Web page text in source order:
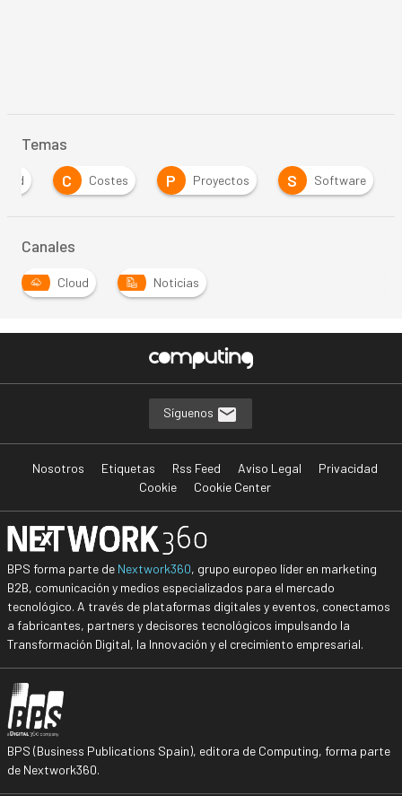
Temas
C Costes P Proyectos S Software
Canales
Cloud Noticias
Síguenos
Nosotros Etiquetas Rss Feed Aviso Legal
Privacidad
Cookie
Cookie Center
BPS forma parte de Nextwork360, grupo europeo líder en marketing
B2B, comunicación y medios especializados para el mercado
tecnológico. A través de plataformas digitales y eventos, conectamos
a fabricantes, partners y decisores tecnológicos impulsando la
Transformación Digital, la Innovación y el crecimiento empresarial.
BPS (Business Publications Spain), editora de Computing, forma parte
de Nextwork360.